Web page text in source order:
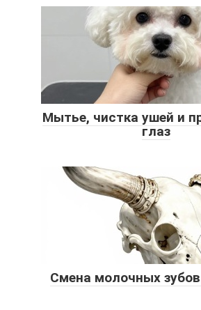
Мытье, чистка ушей и
глаз
Смена молочных